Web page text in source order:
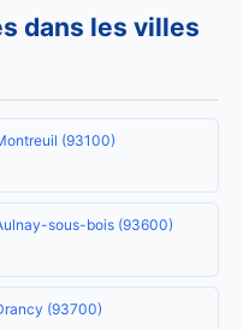
dans les villes
(93100)
sous-bois (93600)
(93700)